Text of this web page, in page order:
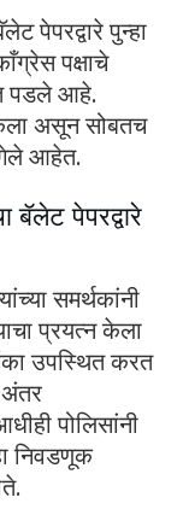
पेपरद्वारे पुन्हा
पक्षाचे
पडले आहे.
केला असून सोबतच
गेले आहेत.
बॅलेट पेपरद्वारे
समर्थकांनी
प्रयत्न केला
उपस्थित करत
अंतर
पोलिसांनी
निवडणूक